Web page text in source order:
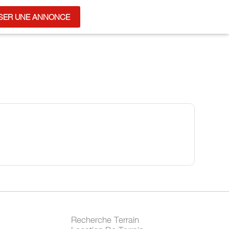
UNE ANNONCE
Recherche Terrain